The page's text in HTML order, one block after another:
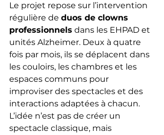
Le projet repose sur l’intervention
régulière de duos de clowns
professionnels dans les EHPAD et
unités Alzheimer. Deux à quatre
fois par mois, ils se déplacent dans
les couloirs, les chambres et les
espaces communs pour
improviser des spectacles et des
interactions adaptées à chacun.
L’idée n’est pas de créer un
spectacle classique, mais